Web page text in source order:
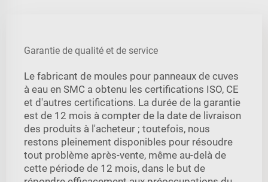
Garantie de qualité et de service
Le fabricant de moules pour panneaux de cuves
à eau en SMC a obtenu les certifications ISO, CE
et d'autres certifications. La durée de la garantie
est de 12 mois à compter de la date de livraison
des produits à l'acheteur ; toutefois, nous
restons pleinement disponibles pour résoudre
tout problème après-vente, même au-delà de
cette période de 12 mois, dans le but de